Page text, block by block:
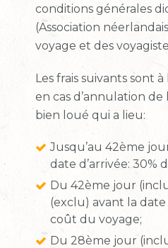
conditions générales
(Association
voyage et des
Les frais suivants sont
en cas d’annulation de
bien loué qui a lieu:
Jusqu’au 42ème
date d’arrivée: 30%
Du 42ème jour
(exclu) avant la date
coût du voyage;
Du 28ème jour